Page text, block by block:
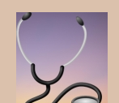
Skip
content